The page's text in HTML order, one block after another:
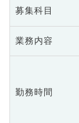
募集科目
業務内容
勤務時間